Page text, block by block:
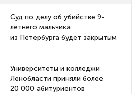
Суд по делу об убийстве 9-
летнего мальчика
из Петербурга будет закрытым
Университеты и колледжи
Ленобласти приняли более
20 000 абитуриентов